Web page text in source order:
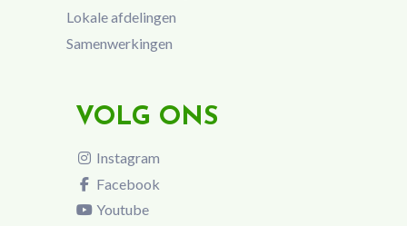
Lokale afdelingen
Samenwerkingen
VOLG ONS
Instagram
Facebook
Youtube